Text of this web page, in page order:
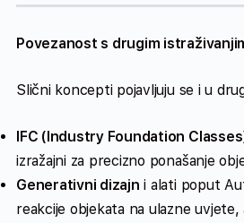
Povezanost s drugim
Slični koncepti pojavljuju se i u
IFC (Industry Foundation
izražajni za precizno ponašanje
Generativni dizajn i alati poput
reakcije objekata na ulazne